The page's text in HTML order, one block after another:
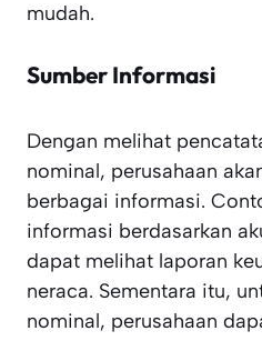
mudah.
Sumber Informasi
Dengan melihat
nominal, perusahaan
berbagai informasi.
informasi berdasarkan
dapat melihat laporan
neraca. Sementara itu,
nominal, perusahaan